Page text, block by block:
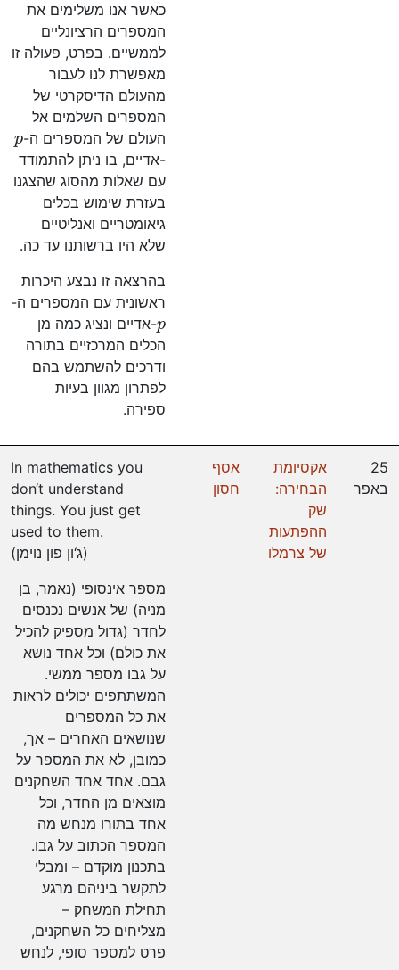
כאשר אנו משלימים את
המספרים הרציונליים
לממשיים. בפרט, פעולה זו
מאפשרת לנו לעבור
מהעולם הדיסקרטי של
המספרים השלמים אל
העולם של המספרים ה-
-אדיים, בו ניתן להתמודד
עם שאלות מהסוג שהצגנו
בעזרת שימוש בכלים
גיאומטריים ואנליטיים
שלא היו ברשותנו עד כה.
בהרצאה זו נבצע היכרות
ראשונית עם המספרים ה-
p-אדיים ונציג כמה מן
הכלים המרכזיים בתורה
ודרכים להשתמש בהם
לפתרון מגוון בעיות
ספירה.
25
באפר
אקסיומת
הבחירה:
שק
ההפתעות
של צרמלו
אסף
חסון
In mathematics you
don‘t understand
things. You just get
used to them.
(ג‘ון פון נוימן)
מספר אינסופי (נאמר, בן
מניה) של אנשים נכנסים
לחדר (גדול מספיק להכיל
את כולם) וכל אחד נושא
על גבו מספר ממשי.
המשתתפים יכולים לראות
את כל המספרים
שנושאים האחרים – אך,
כמובן, לא את המספר על
גבם. אחד אחד השחקנים
מוצאים מן החדר, וכל
אחד בתורו מנחש מה
המספר הכתוב על גבו.
בתכנון מוקדם – ומבלי
לתקשר ביניהם מרגע
תחילת המשחק –
מצליחים כל השחקנים,
פרט למספר סופי, לנחש